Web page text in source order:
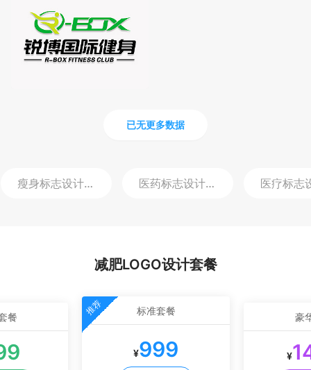
已无更多数据
瘦身标志设计
logo 医药标志设计
logo
减肥LOGO设计套餐
餐
推荐 标准套餐
¥999
豪
¥